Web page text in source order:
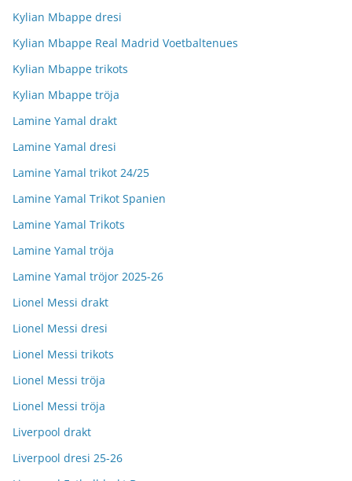
Kylian Mbappe dresi
Kylian Mbappe Real Madrid Voetbaltenues
Kylian Mbappe trikots
Kylian Mbappe tröja
Lamine Yamal drakt
Lamine Yamal dresi
Lamine Yamal trikot 24/25
Lamine Yamal Trikot Spanien
Lamine Yamal Trikots
Lamine Yamal tröja
Lamine Yamal tröjor 2025-26
Lionel Messi drakt
Lionel Messi dresi
Lionel Messi trikots
Lionel Messi tröja
Lionel Messi tröja
Liverpool drakt
Liverpool dresi 25-26